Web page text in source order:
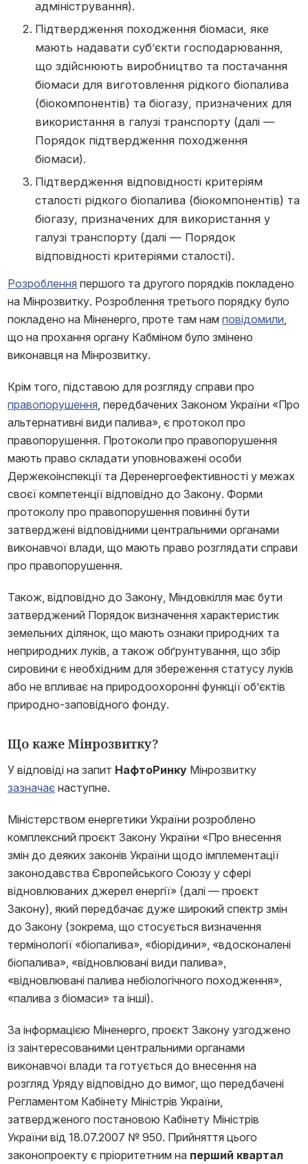
адміністрування).
Підтвердження походження біомаси, яке
мають надавати суб’єкти господарювання,
що здійснюють виробництво та постачання
біомаси для виготовлення рідкого біопалива
(біокомпонентів) та біогазу, призначених для
використання в галузі транспорту (далі —
Порядок підтвердження походження
біомаси).
Підтвердження відповідності критеріям
сталості рідкого біопалива (біокомпонентів) та
біогазу, призначених для використання у
галузі транспорту (далі — Порядок
відповідності критеріями сталості).
Розроблення першого та другого порядків покладено
на Мінрозвитку. Розроблення третього порядку було
покладено на Міненерго, проте там намповідомили,
що на прохання органу Кабміном було змінено
виконавця на Мінрозвитку.
Крім того, підставою для розгляду справи про
правопорушення, передбачених Законом України «Про
альтернативні види палива», є протокол про
правопорушення. Протоколи про правопорушення
мають право складати уповноважені особи
Держекоінспекції та Деренергоефективності у межах
своєї компетенції відповідно до Закону. Форми
протоколу про правопорушення повинні бути
затверджені відповідними центральними органами
виконавчої влади, що мають право розглядати справи
про правопорушення.
Також, відповідно до Закону, Міндовкілля має бути
затверджений Порядок визначення характеристик
земельних ділянок, що мають ознаки природних та
неприродних луків, а також обґрунтування, що збір
сировини є необхідним для збереження статусу луків
або не впливає на природоохоронні функції об’єктів
природно-заповідного фонду.
Що каже Мінрозвитку?
У відповіді на запит НафтоРинку Мінрозвитку
зазначає наступне.
Міністерством енергетики України розроблено
комплексний проєкт Закону України «Про внесення
змін до деяких законів України щодо імплементації
законодавства Європейського Союзу у сфері
відновлюваних джерел енергії» (далі — проєкт
Закону), який передбачає дуже широкий спектр змін
до Закону (зокрема, що стосується визначення
термінології «біопалива», «біорідини», «вдосконалені
біопалива», «відновлювані види палива»,
«відновлювані палива небіологічного походження»,
«палива з біомаси» та інші).
За інформацією Міненерго, проєкт Закону узгоджено
із заінтересованими центральними органами
виконавчої влади та готується до внесення на
розгляд Уряду відповідно до вимог, що передбачені
Регламентом Кабінету Міністрів України,
затвердженого постановою Кабінету Міністрів
України від 18.07.2007 № 950. Прийняття цього
законопроекту є пріоритетним на перший квартал